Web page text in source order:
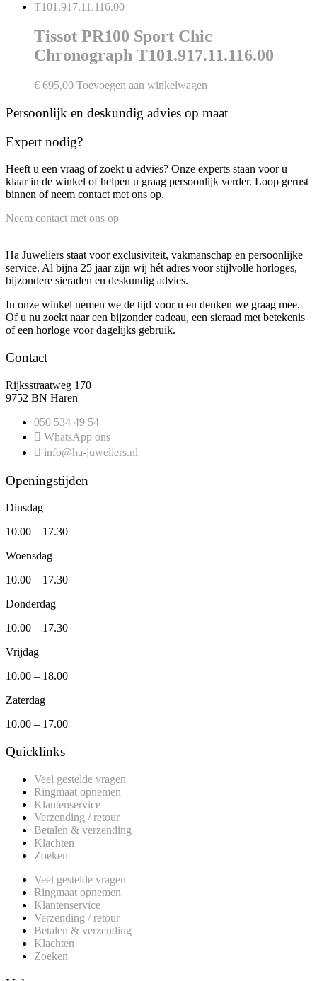
Tissot PR100 Sport Chic
Chronograph T101.917.11.116.00
€ 695,00 Toevoegen aan winkelwagen
Persoonlijk en deskundig advies op maat
Expert nodig?
Heeft u een vraag of zoekt u advies? Onze experts staan voor u
klaar in de winkel of helpen u graag persoonlijk verder. Loop gerust
binnen of neem contact met ons op.
Neem contact met ons op
Ha Juweliers staat voor exclusiviteit, vakmanschap en persoonlijke
service. Al bijna 25 jaar zijn wij hét adres voor stijlvolle horloges,
bijzondere sieraden en deskundig advies.
In onze winkel nemen we de tijd voor u en denken we graag mee.
Of u nu zoekt naar een bijzonder cadeau, een sieraad met betekenis
of een horloge voor dagelijks gebruik.
Contact
Rijksstraatweg 170
9752 BN Haren
050 534 49 54
WhatsApp ons
info@ha-juweliers.nl
Openingstijden
Dinsdag
10.00 – 17.30
Woensdag
10.00 – 17.30
Donderdag
10.00 – 17.30
Vrijdag
10.00 – 18.00
Zaterdag
10.00 – 17.00
Quicklinks
Veel gestelde vragen
Ringmaat opnemen
Klantenservice
Verzending / retour
Betalen & verzending
Klachten
Zoeken
Veel gestelde vragen
Ringmaat opnemen
Klantenservice
Verzending / retour
Betalen & verzending
Klachten
Zoeken